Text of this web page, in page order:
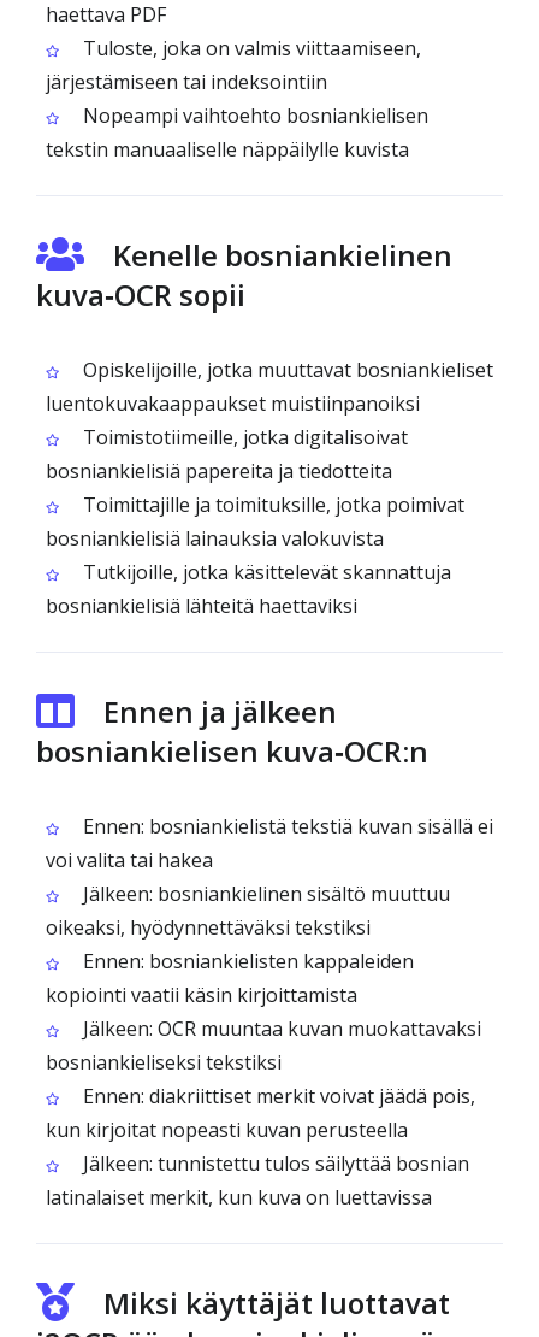
haettava PDF
Tuloste, joka on valmis viittaamiseen,
järjestämiseen tai indeksointiin
Nopeampi vaihtoehto bosniankielisen
tekstin manuaaliselle näppäilylle kuvista
Kenelle bosniankielinen
kuva‑OCR sopii
Opiskelijoille, jotka muuttavat bosniankieliset
luentokuvakaappaukset muistiinpanoiksi
Toimistotiimeille, jotka digitalisoivat
bosniankielisiä papereita ja tiedotteita
Toimittajille ja toimituksille, jotka poimivat
bosniankielisiä lainauksia valokuvista
Tutkijoille, jotka käsittelevät skannattuja
bosniankielisiä lähteitä haettaviksi
Ennen ja jälkeen
bosniankielisen kuva‑OCR:n
Ennen: bosniankielistä tekstiä kuvan sisällä ei
voi valita tai hakea
Jälkeen: bosniankielinen sisältö muuttuu
oikeaksi, hyödynnettäväksi tekstiksi
Ennen: bosniankielisten kappaleiden
kopiointi vaatii käsin kirjoittamista
Jälkeen: OCR muuntaa kuvan muokattavaksi
bosniankieliseksi tekstiksi
Ennen: diakriittiset merkit voivat jäädä pois,
kun kirjoitat nopeasti kuvan perusteella
Jälkeen: tunnistettu tulos säilyttää bosnian
latinalaiset merkit, kun kuva on luettavissa
Miksi käyttäjät luottavat